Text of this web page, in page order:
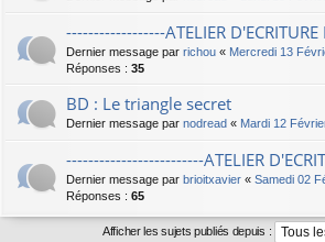
------------------ATELIER
Dernier message par richou « Mercredi 13
Réponses : 35
BD : Le triangle secret
Dernier message par nodread « Mardi 12
-------------------------ATELIER
Dernier message par brioitxavier « Samedi 02
Réponses : 65
Afficher les sujets publiés depuis :